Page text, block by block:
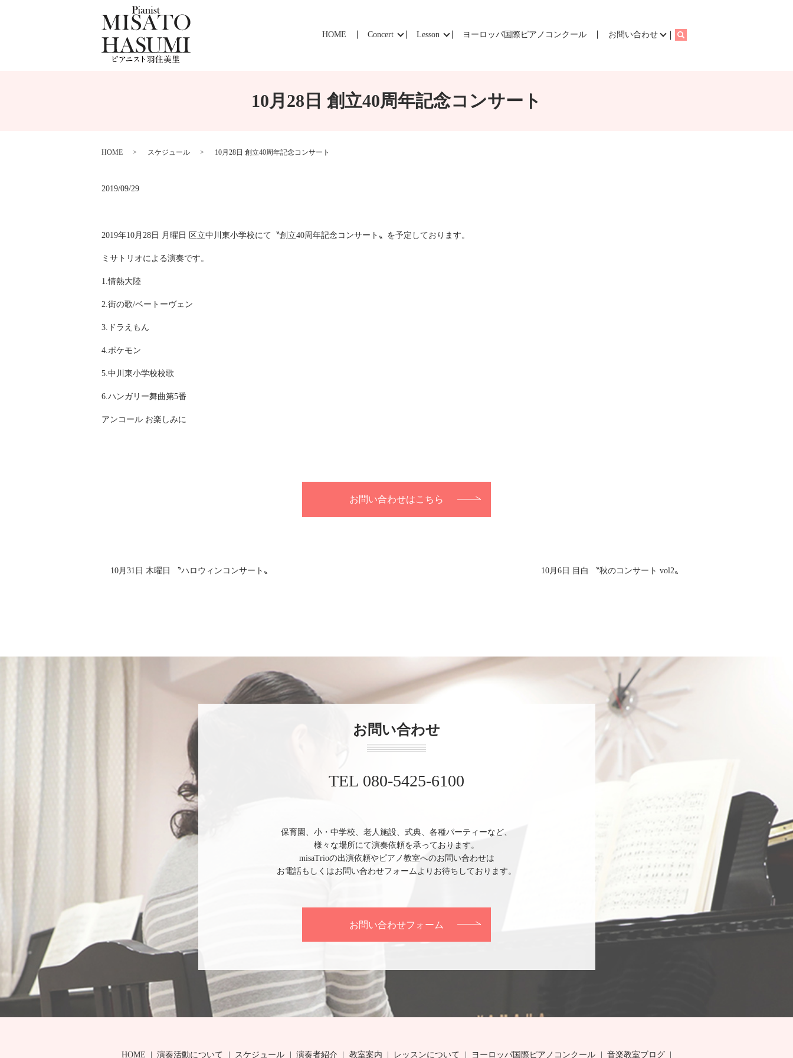
HOME Concert Lesson ヨーロッパ国際ピアノコンクール お問い合わせ search
10月28日 創立40周年記念コンサート
HOME スケジュール 10月28日 創立40周年記念コンサート
2019/09/29
2019年10月28日 月曜日 区立中川東小学校にて〝創立40周年記念コンサート〟を予定しております。
ミサトリオによる演奏です。
1.情熱大陸
2.街の歌/ベートーヴェン
3.ドラえもん
4.ポケモン
5.中川東小学校校歌
6.ハンガリー舞曲第5番
アンコール お楽しみに
お問い合わせはこちら
10月31日 木曜日 〝ハロウィンコンサート〟 10月6日 目白 〝秋のコンサート vol2〟
お問い合わせ
TEL 080-5425-6100
保育園、小・中学校、老人施設、式典、各種パーティーなど、
様々な場所にて演奏依頼を承っております。
misaTrioの出演依頼やピアノ教室へのお問い合わせは
お電話もしくはお問い合わせフォームよりお待ちしております。
お問い合わせフォーム
HOME 演奏活動について スケジュール 演奏者紹介 教室案内 レッスンについて ヨーロッパ国際ピアノコンクール 音楽教室ブログ